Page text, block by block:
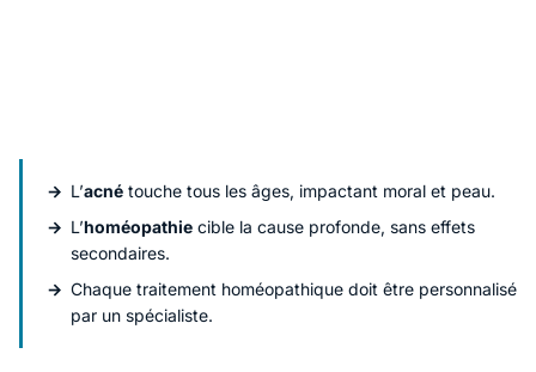
L’acné touche tous les âges, impactant moral et peau.
L’homéopathie cible la cause profonde, sans effets
secondaires.
Chaque traitement homéopathique doit être personnalisé
par un spécialiste.